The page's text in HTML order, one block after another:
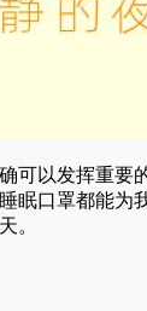
可以发挥重要
眠口罩都能为
。